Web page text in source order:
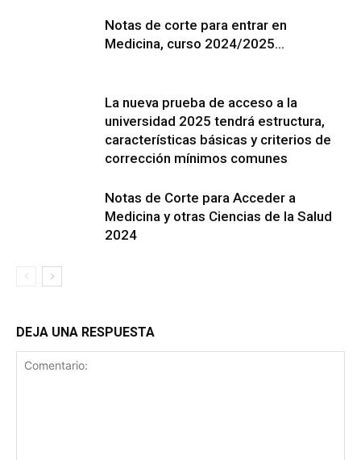
Notas de corte para entrar en
Medicina, curso 2024/2025…
La nueva prueba de acceso a la
universidad 2025 tendrá estructura,
características básicas y criterios de
corrección mínimos comunes
Notas de Corte para Acceder a
Medicina y otras Ciencias de la Salud
2024
DEJA UNA RESPUESTA